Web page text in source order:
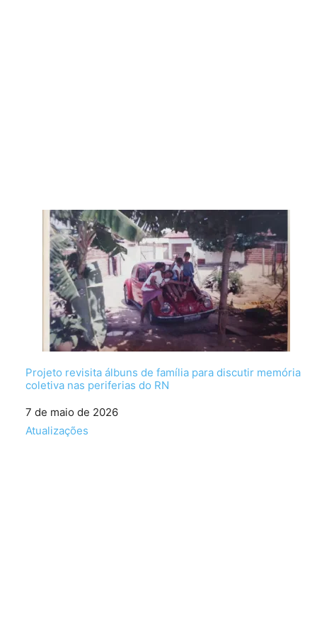
Projeto revisita álbuns de família para discutir memória
coletiva nas periferias do RN
Data
7 de maio de 2026
Em relação a
Atualizações